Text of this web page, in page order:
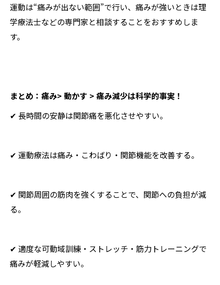
運動は“痛みが出ない範囲”で行い、痛みが強いときは理
学療法士などの専門家と相談することをおすすめしま
す。
まとめ：痛み> 動かす > 痛み減少は科学的事実！
✔ 長時間の安静は関節痛を悪化させやすい。
✔ 運動療法は痛み・こわばり・関節機能を改善する。
✔ 関節周囲の筋肉を強くすることで、関節への負担が減
る。
✔ 適度な可動域訓練・ストレッチ・筋力トレーニングで
痛みが軽減しやすい。